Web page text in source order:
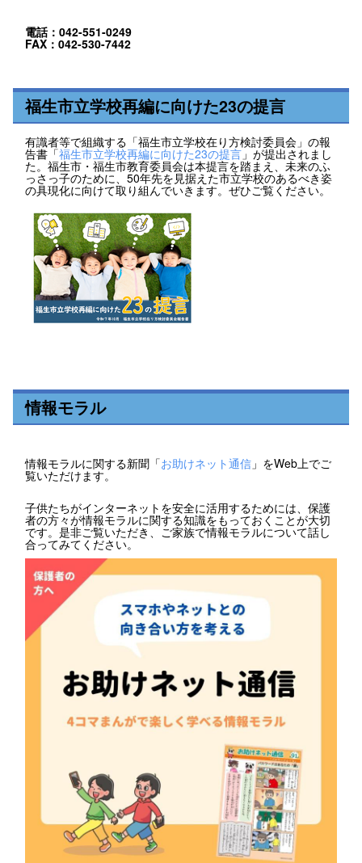
電話：042-551-0249
FAX：042-530-7442
福生市立学校再編に向けた23の提言
有識者等で組織する「福生市立学校在り方検討委員会」の報
告書「福生市立学校再編に向けた23の提言」が提出されまし
た。福生市・福生市教育委員会は本提言を踏まえ、未来のふ
っさっ子のために、50年先を見据えた市立学校のあるべき姿
の具現化に向けて取り組んでいきます。ぜひご覧ください。
情報モラル
情報モラルに関する新聞「お助けネット通信 」をWeb上でご
覧いただけます。
子供たちがインターネットを安全に活用するためには、保護
者の方々が情報モラルに関する知識をもっておくことが大切
です。是非ご覧いただき、ご家族で情報モラルについて話し
合ってみてください。